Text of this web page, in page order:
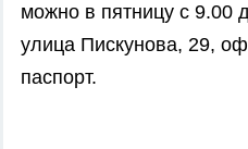
можно в пятницу с 9.00
улица Пискунова, 29,
паспорт.